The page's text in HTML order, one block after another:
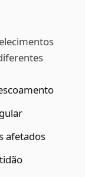
afetados